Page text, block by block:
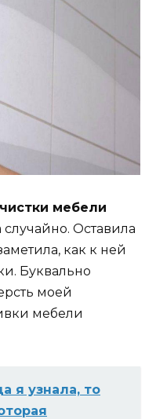
мебели
Оставила
как к ней
Буквально
моей
мебели
я узнала, то